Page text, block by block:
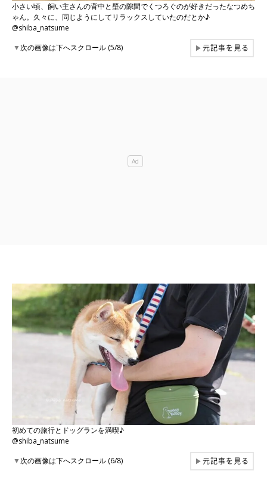
小さい頃、飼い主さんの背中と壁の隙間でくつろぐのが好きだったなつめち
ゃん。久々に、同じようにしてリラックスしていたのだとか♪
@shiba_natsume
▼次の画像は下へスクロール (5/8) ▶元記事を見る
初めての旅行とドッグランを満喫♪
@shiba_natsume
▼次の画像は下へスクロール (6/8) ▶元記事を見る